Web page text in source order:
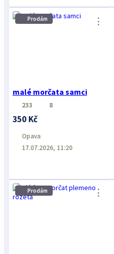
Prodám
malé morčata samci
⋮
233 8
350 Kč
Opava
17.07.2026, 11:20
Prodám ⋮